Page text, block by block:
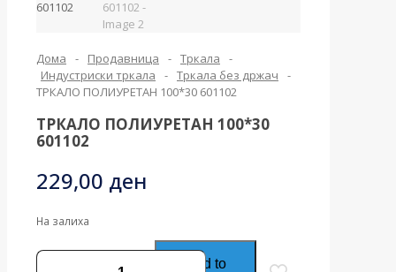
Дома - Продавница - Тркала
-
Индустриски тркала
- Тркала без држач
-
ТРКАЛО ПОЛИУРЕТАН 100*30 601102
ТРКАЛО ПОЛИУРЕТАН 100*30
601102
229,00 ден
На залиха
ТРКАЛО
Add to